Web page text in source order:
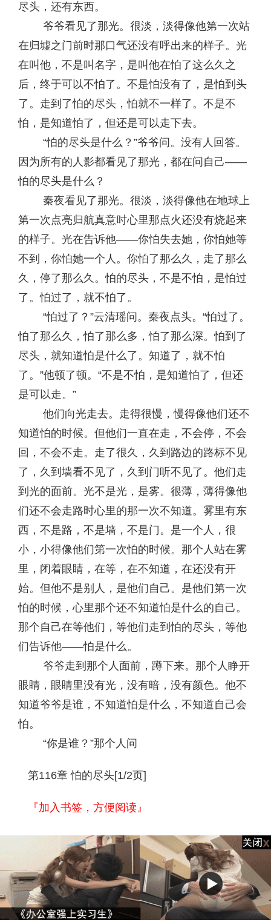
尽头，还有东西。
爷爷看见了那光。很淡，淡得像他第一次站
在归墟之门前时那口气还没有呼出来的样子。光
在叫他，不是叫名字，是叫他在怕了这么久之
后，终于可以不怕了。不是怕没有了，是怕到头
了。走到了怕的尽头，怕就不一样了。不是不
怕，是知道怕了，但还是可以走下去。
“怕的尽头是什么？”爷爷问。没有人回答。
因为所有的人影都看见了那光，都在问自己——
怕的尽头是什么？
秦夜看见了那光。很淡，淡得像他在地球上
第一次点亮归航真意时心里那点火还没有烧起来
的样子。光在告诉他——你怕失去她，你怕她等
不到，你怕她一个人。你怕了那么久，走了那么
久，停了那么久。怕的尽头，不是不怕，是怕过
了。怕过了，就不怕了。
“怕过了？”云清瑶问。秦夜点头。“怕过了。
怕了那么久，怕了那么多，怕了那么深。怕到了
尽头，就知道怕是什么了。知道了，就不怕
了。”他顿了顿。“不是不怕，是知道怕了，但还
是可以走。”
他们向光走去。走得很慢，慢得像他们还不
知道怕的时候。但他们一直在走，不会停，不会
回，不会不走。走了很久，久到路边的路标不见
了，久到墙看不见了，久到门听不见了。他们走
到光的面前。光不是光，是雾。很薄，薄得像他
们还不会走路时心里的那一次不知道。雾里有东
西，不是路，不是墙，不是门。是一个人，很
小，小得像他们第一次怕的时候。那个人站在雾
里，闭着眼睛，在等，在不知道，在还没有开
始。但他不是别人，是他们自己。是他们第一次
怕的时候，心里那个还不知道怕是什么的自己。
那个自己在等他们，等他们走到怕的尽头，等他
们告诉他——怕是什么。
爷爷走到那个人面前，蹲下来。那个人睁开
眼睛，眼睛里没有光，没有暗，没有颜色。他不
知道爷爷是谁，不知道怕是什么，不知道自己会
怕。
“你是谁？”那个人问
第116章 怕的尽头[1/2页]
『加入书签，方便阅读』